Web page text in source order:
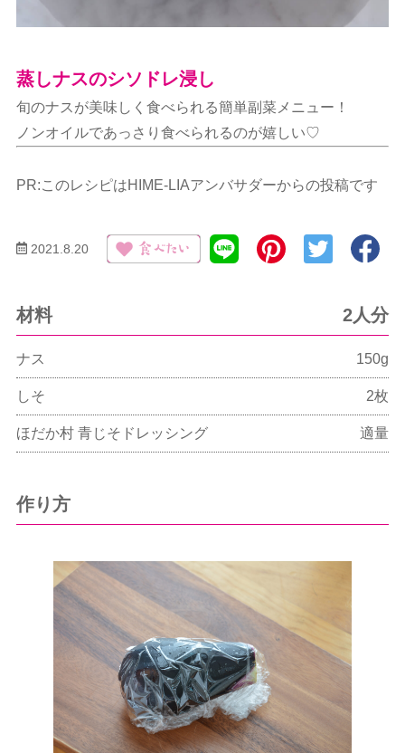
蒸しナスのシソドレ浸し
旬のナスが美味しく食べられる簡単副菜メニュー！
ノンオイルであっさり食べられるのが嬉しい♡
PR:このレシピはHIME-LIAアンバサダーからの投稿です
2021.8.20
材料 2人分
ナス 150g
しそ 2枚
ほだか村 青じそドレッシング 適量
作り方